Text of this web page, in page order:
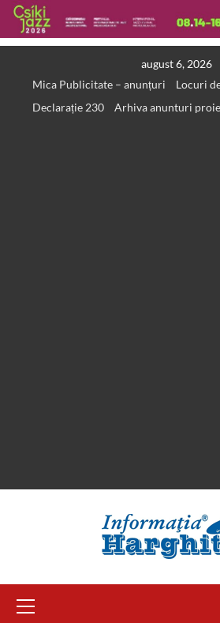
august 6, 2026
Mica Publicitate – anunțuri
Locuri
Declarație 230
Arhiva anunturi
Menu